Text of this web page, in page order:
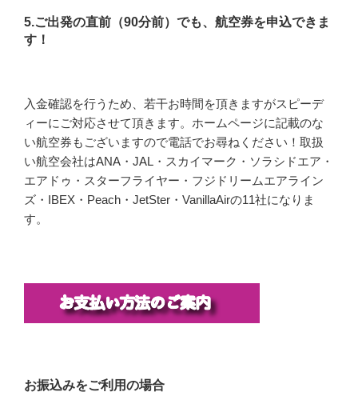
5.ご出発の直前（90分前）でも、航空券を申込できま
す！
入金確認を行うため、若干お時間を頂きますがスピーデ
ィーにご対応させて頂きます。ホームページに記載のな
い航空券もございますので電話でお尋ねください！取扱
い航空会社はANA・JAL・スカイマーク・ソラシドエア・
エアドゥ・スターフライヤー・フジドリームエアライン
ズ・IBEX・Peach・JetSter・VanillaAirの11社になりま
す。
お振込みをご利用の場合